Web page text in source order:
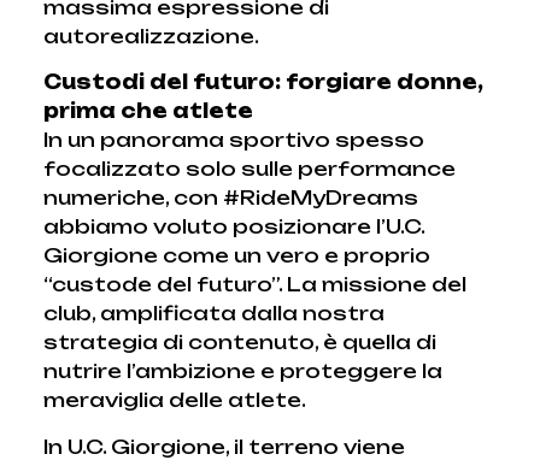
massima espressione di
autorealizzazione.
Custodi del futuro: forgiare donne,
prima che atlete
In un panorama sportivo spesso
focalizzato solo sulle performance
numeriche, con #RideMyDreams
abbiamo voluto posizionare l’U.C.
Giorgione come un vero e proprio
“custode del futuro”. La missione del
club, amplificata dalla nostra
strategia di contenuto, è quella di
nutrire l’ambizione e proteggere la
meraviglia delle atlete.
In U.C. Giorgione, il terreno viene